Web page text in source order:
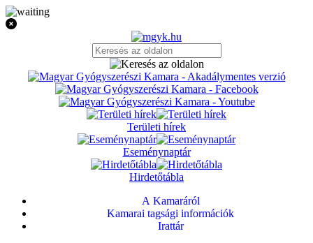
Területi hírek
Eseménynaptár
Hirdetőtábla
A Kamaráról
Kamarai tagsági információk
Irattár